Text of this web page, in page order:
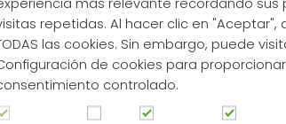
repetidas. Al hacer clic en "Aceptar",
las cookies. Sin embargo, puede
de cookies para
controlado.